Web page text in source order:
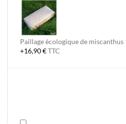
Paillage écologique de miscanthus
+16,90 €TTC